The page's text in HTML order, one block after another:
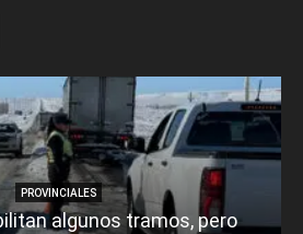
PROVINCIALES
algunos tramos, pero